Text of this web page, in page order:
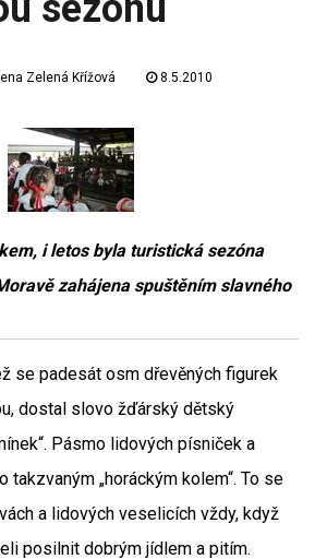
Zelená Křížová 8.5.2010
i letos byla turistická sezóna
zahájena spuštěním slavného
se padesát osm dřevěných figurek
dostal slovo žďárský dětský
Pásmo lidových písniček a
takzvaným „horáckým kolem“. To se
a lidových veselicích vždy, když
posilnit dobrým jídlem a pitím.